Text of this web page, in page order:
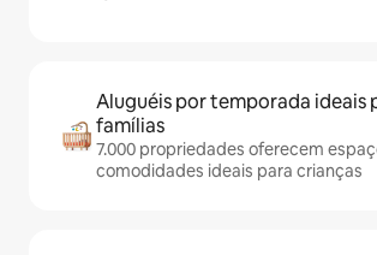
Aluguéis por temporada ideais
famílias
7.000 propriedades oferecem
comodidades ideais para crianças